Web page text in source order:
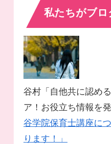
私たちがブロ
谷村「自他共に認め
ア！お役立ち情報を
谷学院保育士講座に
ります！」